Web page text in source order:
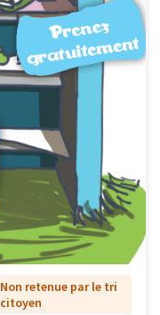
Non retenue par le tri
citoyen